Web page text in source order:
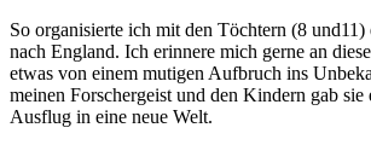
So organisierte ich mit den Töchtern (8 und11)
nach England. Ich erinnere mich gerne an
etwas von einem mutigen Aufbruch ins
meinen Forschergeist und den Kindern gab sie
Ausflug in eine neue Welt.